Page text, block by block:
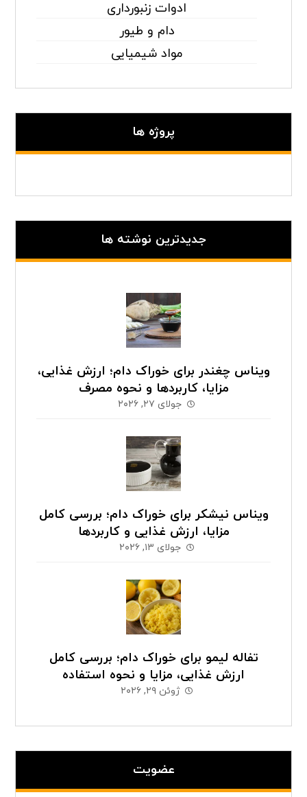
ادوات زنبورداری
دام و طیور
مواد شیمیایی
پروژه ها
جدیدترین نوشته ها
ویناس چغندر برای خوراک دام؛ ارزش غذایی،
مزایا، کاربردها و نحوه مصرف
جولای ۲۷, ۲۰۲۶
ویناس نیشکر برای خوراک دام؛ بررسی کامل
مزایا، ارزش غذایی و کاربردها
جولای ۱۳, ۲۰۲۶
تفاله لیمو برای خوراک دام؛ بررسی کامل
ارزش غذایی، مزایا و نحوه استفاده
ژوئن ۲۹, ۲۰۲۶
عضویت